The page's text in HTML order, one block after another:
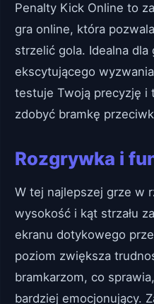
Penalty Kick Online to
gra online, która
strzelić gola. Idealna dla
ekscytującego
testuje Twoją precyzję i
zdobyć bramkę
Rozgrywka i
W tej najlepszej grze w
wysokość i kąt strzału
ekranu dotykowego
poziom zwiększa
bramkarzom, co
bardziej emocjonujący.